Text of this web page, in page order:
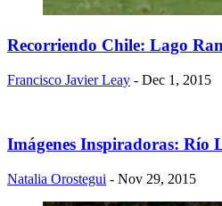
Recorriendo Chile: Lago
Francisco Javier Leay - Dec 1, 2015
Imágenes Inspiradoras: Río
Natalia Orostegui - Nov 29, 2015